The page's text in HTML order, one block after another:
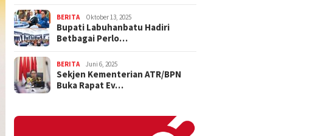
BERITA Oktober 13, 2025
Bupati Labuhanbatu Hadiri
Betbagai Perlo…
BERITA Juni 6, 2025
Sekjen Kementerian ATR/BPN
Buka Rapat Ev…